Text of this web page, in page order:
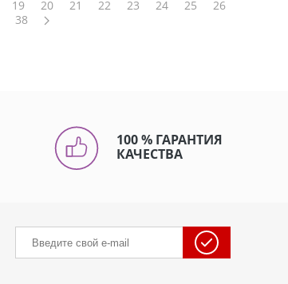
19 20 21 22 23 24 25
26
38
100 % ГАРАНТИЯ
КАЧЕСТВА